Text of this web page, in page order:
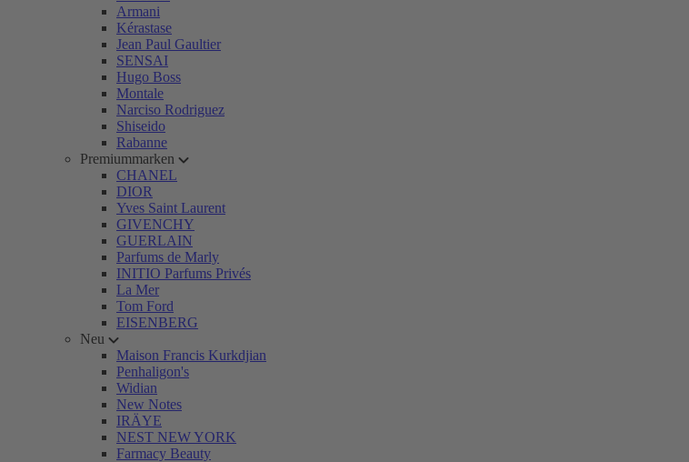
Armani
Kérastase
Jean Paul Gaultier
SENSAI
Hugo Boss
Montale
Narciso Rodriguez
Shiseido
Rabanne
Premiummarken
CHANEL
DIOR
Yves Saint Laurent
GIVENCHY
GUERLAIN
Parfums de Marly
INITIO Parfums Privés
La Mer
Tom Ford
EISENBERG
Neu
Maison Francis Kurkdjian
Penhaligon's
Widian
New Notes
IRÄYE
NEST NEW YORK
Farmacy Beauty